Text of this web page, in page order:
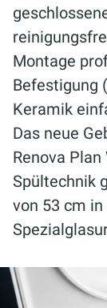
Montage
Befestigung
Keramik
Das neue
Renova
Spültechnik
von 53 cm